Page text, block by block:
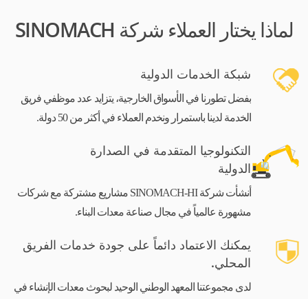
لماذا يختار العملاء شركة SINOMACH
شبكة الخدمات الدولية
بفضل تطورنا في الأسواق الخارجية، يتزايد عدد موظفي فريق
الخدمة لدينا باستمرار ونخدم العملاء في أكثر من 50 دولة.
التكنولوجيا المتقدمة في الصدارة
الدولية
أنشأت شركة SINOMACH-HI مشاريع مشتركة مع شركات
مشهورة عالمياً في مجال صناعة معدات البناء.
يمكنك الاعتماد دائماً على جودة خدمات الفريق
المحلي.
لدى مجموعتنا المعهد الوطني الوحيد لبحوث معدات الإنشاء في